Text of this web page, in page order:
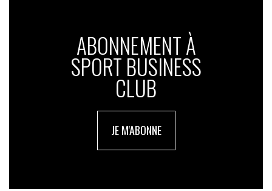
ABONNEMENT À
SPORT BUSINESS
CLUB
JE M'ABONNE